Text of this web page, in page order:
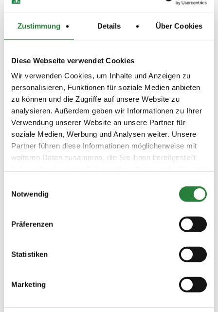
Zustimmung Details Über Cookies
Diese Webseite verwendet Cookies
Wir verwenden Cookies, um Inhalte und Anzeigen zu
personalisieren, Funktionen für soziale Medien anbieten
zu können und die Zugriffe auf unsere Website zu
analysieren. Außerdem geben wir Informationen zu Ihrer
Verwendung unserer Website an unsere Partner für
soziale Medien, Werbung und Analysen weiter. Unsere
Partner führen diese Informationen möglicherweise mit
weiteren Daten zusammen, die Sie ihnen bereitgestellt
Notwendig
Präferenzen
Statistiken
Marketing
sein. Die besonderen Bestimmungen und Formulare
Ansprechpartnerin ist Frau Aurora-Jansen, Email:
http://www.fabev.de/Statuten_und_Regeln.
Eichenhof 1, 35708 Haiger-Rodenbach,
Tel.01711273711, info@eichenhof-haiger.de
Hygienebeauftragter: Sophia Girg
Beschaffenheit der Plätze:
Dressur 20x60m, Vorb. 55x50m, Dressur 20x40m, Halle
20x60m, Sandplätze
NAVI-Adresse des Turnierplatzes: Zum Tiergarten,
35708 Haiger-Rodenbach, danach der Beschilderung
folgen
So. vorm.: 7,8,11; nachm.: 9,10,12
Ergebnisse: